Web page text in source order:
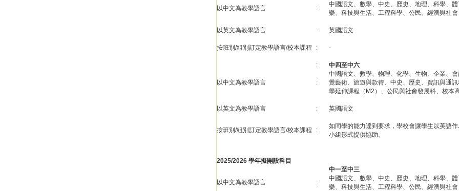
以中文為教學語言
:
中國語文、數學、中史、歷史、地理、科學、
樂、科技與生活、工程科學、公民、經濟與社會
以英文為教學語言 : 英國語文
按班別/組別訂定教學語言/校本課程 : -
: 中四至中六
以中文為教學語言 :
中國語文、數學、物理、化學、生物、企業、
覺藝術、旅遊與款待、中史、歷史、資訊與通
學延伸課程（M2）、公民與社會發展科、校本
以英文為教學語言 : 英國語文
按班別/組別訂定教學語言/校本課程 :
如同學的能力達到要求，學校會讓學生以英語
小組形式提供協助。
2025/2026 學年擬開設科目
中一至中三
以中文為教學語言
:
中國語文、數學、中史、歷史、地理、科學、
樂、科技與生活、工程科學、公民、經濟與社會